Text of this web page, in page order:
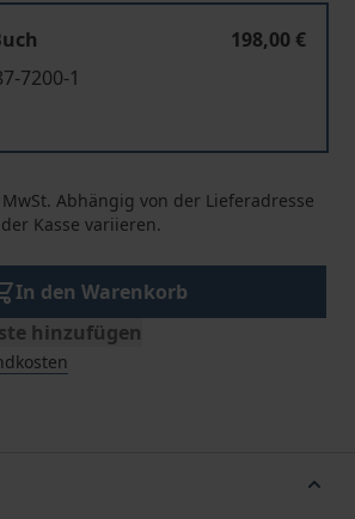
198,00 €
7200-1
Abhängig von der Lieferadresse
Kasse variieren.
In den Warenkorb
hinzufügen